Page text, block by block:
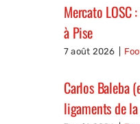
Mercato LOSC
à Pise
7 août 2026
Carlos Baleba
ligaments de